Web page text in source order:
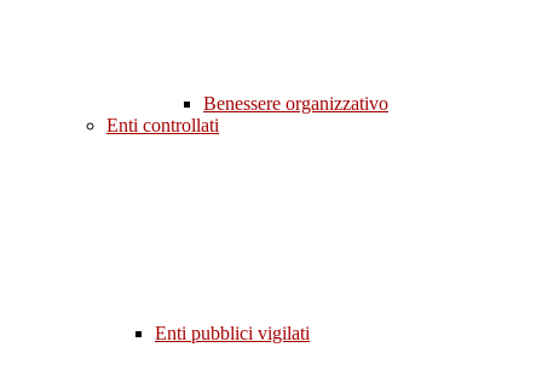
Benessere organizzativo
Enti controllati
Enti pubblici vigilati